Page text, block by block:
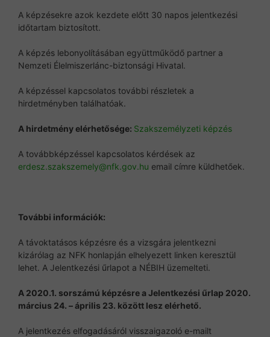
A képzésekre azok kezdete előtt 30 napos jelentkezési
időtartam biztosított.
A képzés lebonyolításában együttműködő partner a
Nemzeti Élelmiszerlánc-biztonsági Hivatal.
A képzéssel kapcsolatos további részletek a
hirdetményben találhatóak.
A hirdetmény elérhetősége: Szakszemélyzeti képzés
A továbbképzéssel kapcsolatos kérdések az
erdesz.szakszemely@nfk.gov.hu email címre küldhetőek.
További információk:
A távoktatásos képzésre és a vizsgára jelentkezni
kizárólag az NFK honlapján elhelyezett linken keresztül
lehet. A Jelentkezési űrlapot a NÉBIH üzemelteti.
A 2020.1. sorszámú képzésre a Jelentkezési űrlap 2020.
március 24. – április 23. között lesz elérhető.
A jelentkezés elfogadásáról visszaigazoló e-mailt